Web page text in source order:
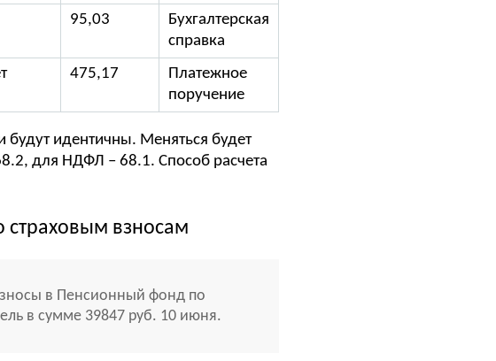
95,03
Бухгалтерская
справка
475,17
Платежное
поручение
идентичны. Меняться будет
для НДФЛ – 68.1. Способ расчета
взносам
в Пенсионный фонд по
в сумме 39847 руб. 10 июня.